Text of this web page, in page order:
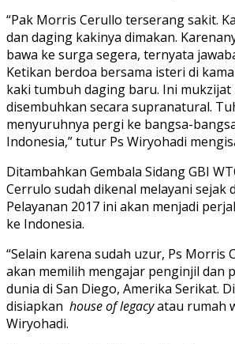
“Pak Morris Cerullo terserang sakit.
dan daging kakinya dimakan.
bawa ke surga segera, ternyata
Ketikan berdoa bersama isteri di
kaki tumbuh daging baru. Ini mukzijat
disembuhkan secara supranatural.
menyuruhnya pergi ke bangsa-
Indonesia,” tutur Ps Wiryohadi
Ditambahkan Gembala Sidang GBI
Cerrulo sudah dikenal melayani sejak
Pelayanan 2017 ini akan menjadi
ke Indonesia.
“Selain karena sudah uzur, Ps Morris
akan memilih mengajar penginjil dan
dunia di San Diego, Amerika Serikat.
disiapkan house of legacyatau rumah
Wiryohadi.